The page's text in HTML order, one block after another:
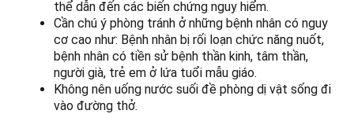
thể dẫn đến các biến chứng nguy hiểm.
Cần chú ý phòng tránh ở những bệnh nhân có nguy
cơ cao như: Bệnh nhân bị rối loạn chức năng nuốt,
bệnh nhân có tiền sử bệnh thần kinh, tâm thần,
người già, trẻ em ở lứa tuổi mẫu giáo.
Không nên uống nước suối đề phòng dị vật sống đi
vào đường thở.